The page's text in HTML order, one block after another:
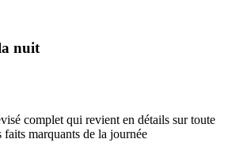
nuit
complet qui revient en détails sur toute
faits marquants de la journée